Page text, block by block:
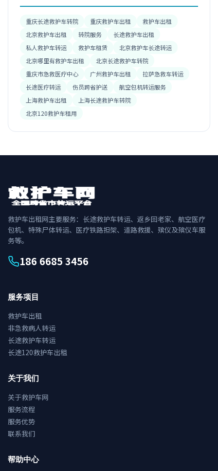
重庆长途救护车转院 重庆救护车出租
救护车出租
北京救护车出租
转院服务
长途救护车出租
私人救护车转运
救护车租赁
北京救护车长途转运
北京哪里有救护车出租
北京长途救护车转院
重庆市急救医疗中心
广州救护车出租
拉萨急救车转运
长途医疗转运
伤员跨省护送
航空包机转运服务
上海救护车出租
上海长途救护车转院
北京120救护车租用
救护车出租网主要服务：长途救护车转运、返乡回老家、航空医疗
包机、特殊尸体转运、医疗铁路担架、道路救援、殡仪及殡仪车服
务等。
186 6685 3456
服务项目
救护车出租
非急救病人转运
长途救护车转运
长途120救护车出租
关于我们
关于救护车网
服务流程
服务优势
联系我们
帮助中心